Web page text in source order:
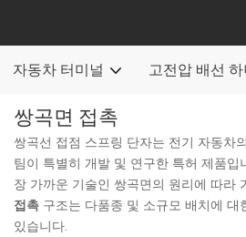
자동차 터미널 고전압 배선
쌍곡면 접촉
쌍곡선 접점 스프링 단자는 전기 자동차
팀이 특별히 개발 및 연구한 특허 제품입
장 가까운 기술인 쌍곡면의 원리에 따라
접촉 구조는 다품종 및 소규모 배치에 대
있습니다.